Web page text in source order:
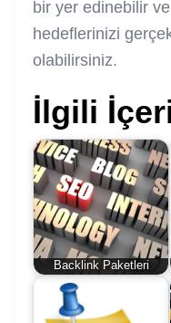
bir yer edinebilir
hedeflerinizi
olabilirsiniz.
İlgili
Backlink Paketleri